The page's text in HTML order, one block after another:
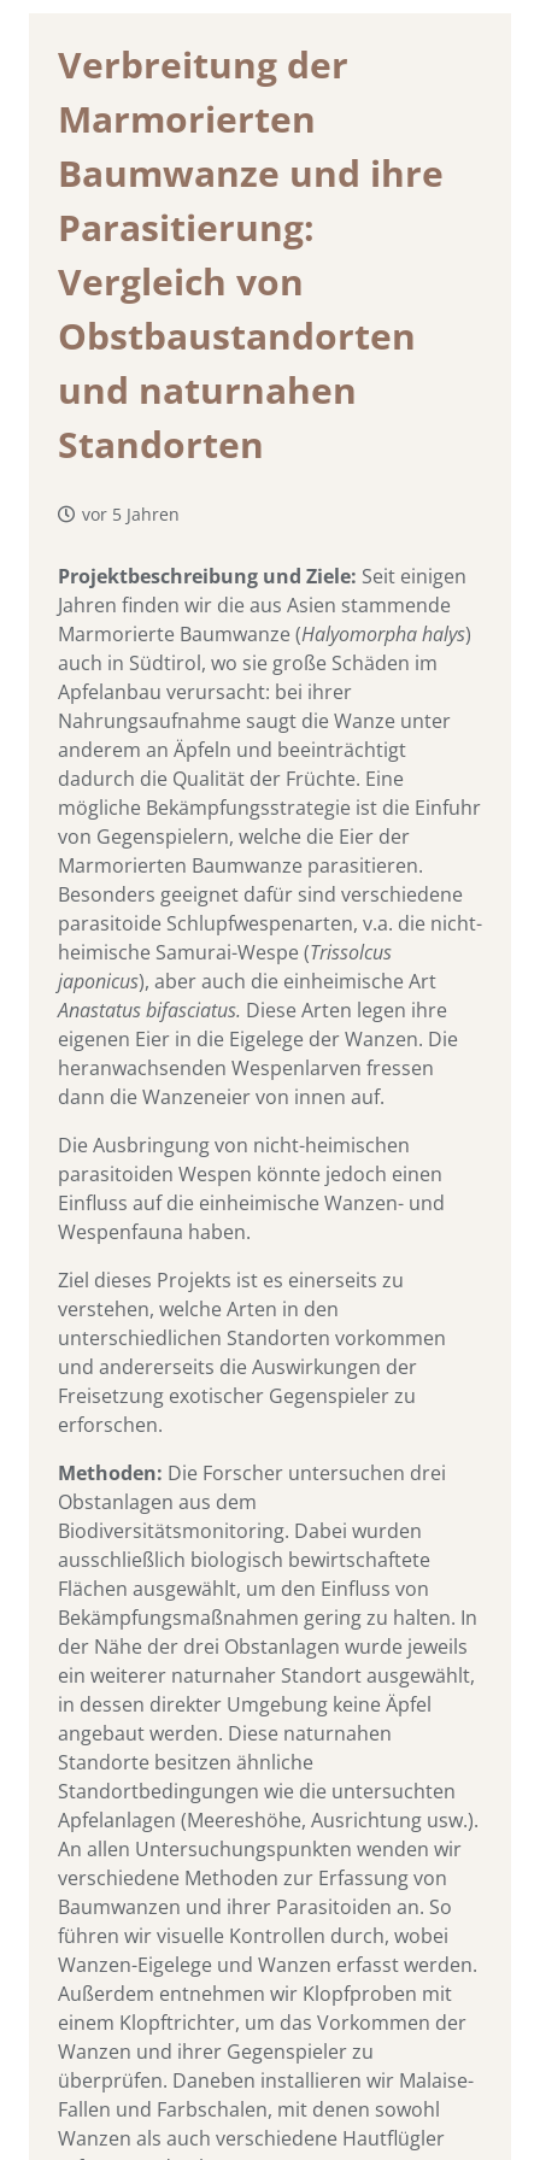
Verbreitung der
Marmorierten
Baumwanze und ihre
Parasitierung:
Vergleich von
Obstbaustandorten
und naturnahen
Standorten
vor 5 Jahren
Projektbeschreibung und Ziele: Seit einigen
Jahren finden wir die aus Asien stammende
Marmorierte Baumwanze (Halyomorpha halys)
auch in Südtirol, wo sie große Schäden im
Apfelanbau verursacht: bei ihrer
Nahrungsaufnahme saugt die Wanze unter
anderem an Äpfeln und beeinträchtigt
dadurch die Qualität der Früchte. Eine
mögliche Bekämpfungsstrategie ist die Einfuhr
von Gegenspielern, welche die Eier der
Marmorierten Baumwanze parasitieren.
Besonders geeignet dafür sind verschiedene
parasitoide Schlupfwespenarten, v.a. die nicht-
heimische Samurai-Wespe (Trissolcus
japonicus), aber auch die einheimische Art
Anastatus bifasciatus. Diese Arten legen ihre
eigenen Eier in die Eigelege der Wanzen. Die
heranwachsenden Wespenlarven fressen
dann die Wanzeneier von innen auf.
Die Ausbringung von nicht-heimischen
parasitoiden Wespen könnte jedoch einen
Einfluss auf die einheimische Wanzen- und
Wespenfauna haben.
Ziel dieses Projekts ist es einerseits zu
verstehen, welche Arten in den
unterschiedlichen Standorten vorkommen
und andererseits die Auswirkungen der
Freisetzung exotischer Gegenspieler zu
erforschen.
Methoden: Die Forscher untersuchen drei
Obstanlagen aus dem
Biodiversitätsmonitoring. Dabei wurden
ausschließlich biologisch bewirtschaftete
Flächen ausgewählt, um den Einfluss von
Bekämpfungsmaßnahmen gering zu halten. In
der Nähe der drei Obstanlagen wurde jeweils
ein weiterer naturnaher Standort ausgewählt,
in dessen direkter Umgebung keine Äpfel
angebaut werden. Diese naturnahen
Standorte besitzen ähnliche
Standortbedingungen wie die untersuchten
Apfelanlagen (Meereshöhe, Ausrichtung usw.).
An allen Untersuchungspunkten wenden wir
verschiedene Methoden zur Erfassung von
Baumwanzen und ihrer Parasitoiden an. So
führen wir visuelle Kontrollen durch, wobei
Wanzen-Eigelege und Wanzen erfasst werden.
Außerdem entnehmen wir Klopfproben mit
einem Klopftrichter, um das Vorkommen der
Wanzen und ihrer Gegenspieler zu
überprüfen. Daneben installieren wir Malaise-
Fallen und Farbschalen, mit denen sowohl
Wanzen als auch verschiedene Hautflügler